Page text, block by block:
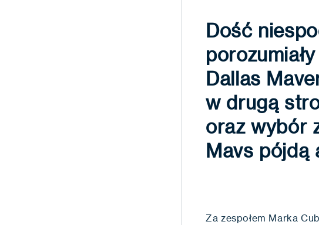
Dość
Dallas
w drugą
oraz wybór
Mavs pójdą
Za zespołem Marka